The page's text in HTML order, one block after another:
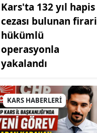
Kars'ta 132 yıl hapis
cezası bulunan firari
hükümlü
operasyonla
yakalandı
KARS HABERLERİ